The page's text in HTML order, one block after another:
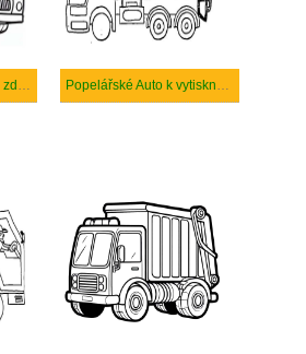
Obraz Popelářské Auto zdarma Popelářské Auto k vytisknutí zdarma